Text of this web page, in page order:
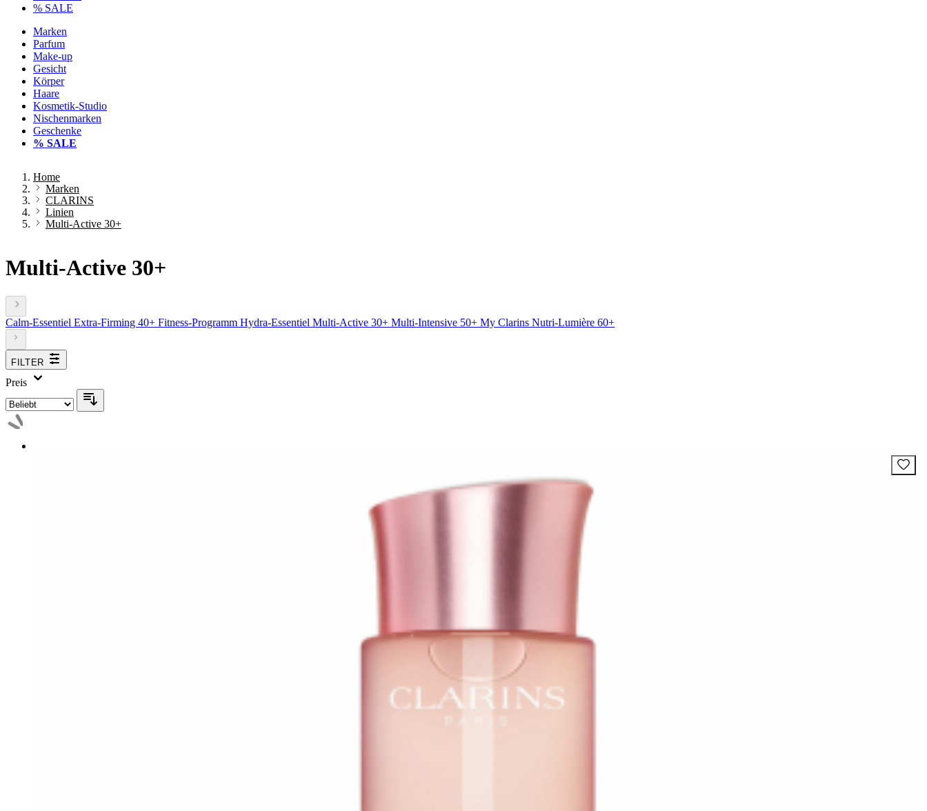
% SALE
Marken
Parfum
Make-up
Gesicht
Körper
Haare
Kosmetik-Studio
Nischenmarken
Geschenke
% SALE
Home
Marken
CLARINS
Linien
Multi-Active 30+
Multi-Active 30+
Calm-Essentiel Extra-Firming 40+ Fitness-Programm Hydra-Essentiel Multi-Active 30+ Multi-Intensive 50+ My Clarins Nutri-Lumière 60+
FILTER
Preis